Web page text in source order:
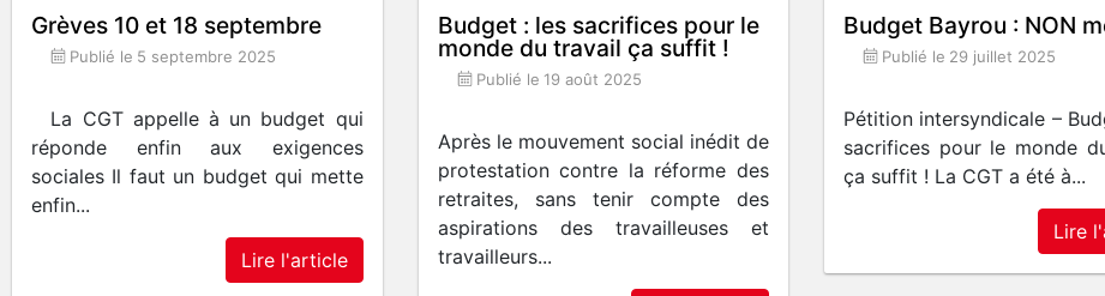
Grèves 10 et 18 septembre
Publié le 5 septembre 2025
La CGT appelle à un budget qui
réponde enfin aux exigences
sociales Il faut un budget qui mette
enfin...
Lire l'article
Budget : les sacrifices pour le
monde du travail ça suffit !
Publié le 19 août 2025
Après le mouvement social inédit de
protestation contre la réforme des
retraites, sans tenir compte des
aspirations des travailleuses et
travailleurs...
Budget Bayrou : NON
Publié le 29 juillet 2025
Pétition intersyndicale –
sacrifices pour le monde
ça suffit ! La CGT a été à...
Lire